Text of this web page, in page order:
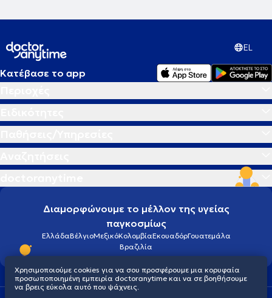
EL
Κατέβασε το app
Διαμορφώνουμε το μέλλον της υγείας
παγκοσμίως
ΕλλάδαΒέλγιοΜεξικόΚολομβίαΕκουαδόρΓουατεμάλα
Βραζιλία
Χρησιμοποιούμε cookies για να σου προσφέρουμε μια κορυφαία
προσωποποιημένη εμπειρία doctoranytime και να σε βοηθήσουμε
να βρεις εύκολα αυτό που ψάχνεις.